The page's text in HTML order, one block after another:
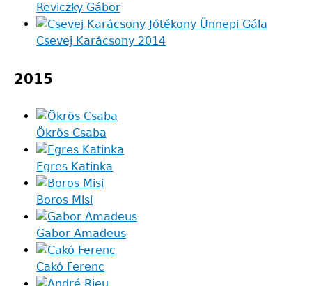
Reviczky Gábor
Csevej Karácsony 2014
2015
Ökrös Csaba
Egres Katinka
Boros Misi
Gabor Amadeus
Cakó Ferenc